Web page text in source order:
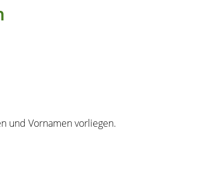
und Vornamen vorliegen.